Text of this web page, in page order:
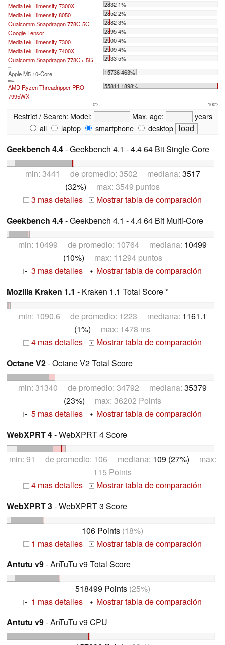
MediaTek Dimensity 7300X
2832 1%
MediaTek Dimensity 8050
2852 2%
Qualcomm Snapdragon 778G 5G
2882 3%
Google Tensor
2895 4%
MediaTek Dimensity 7300
2900 4%
MediaTek Dimensity 7400X
2909 4%
Qualcomm Snapdragon 778G+ 5G
2933 5%
Apple M5 10-Core 15736 463%
max:
AMD Ryzen Threadripper PRO
7995WX
55811 1898%
0% 100%
Restrict / Search: Model: Max. age:
years
all
laptop smartphone desktop
Geekbench 4.4- Geekbench 4.1 - 4.4 64 Bit Single-Core
min: 3441 de promedio: 3502 mediana: 3517
(32%) max: 3549 puntos
+ 3 mas detalles +
Mostrar tabla de comparación
Geekbench 4.4- Geekbench 4.1 - 4.4 64 Bit Multi-Core
min: 10499 de promedio: 10764 mediana: 10499
(10%) max: 11294 puntos
+ 3 mas detalles +
Mostrar tabla de comparación
Mozilla Kraken 1.1 - Kraken 1.1 Total Score *
min: 1090.6 de promedio: 1223 mediana: 1161.1
(1%) max: 1478 ms
+ 4 mas detalles +
Mostrar tabla de comparación
Octane V2- Octane V2 Total Score
min: 31340 de promedio: 34792 mediana: 35379
(23%) max: 36202 Points
+ 5 mas detalles +
Mostrar tabla de comparación
WebXPRT 4- WebXPRT 4 Score
min: 91 de promedio: 106 mediana: 109 (27%) max:
115 Points
+ 4 mas detalles +
Mostrar tabla de comparación
WebXPRT 3- WebXPRT 3 Score
106 Points (18%)
+ 1 mas detalles +
Mostrar tabla de comparación
Antutu v9- AnTuTu v9 Total Score
518499 Points(25%)
+ 1 mas detalles +
Mostrar tabla de comparación
Antutu v9- AnTuTu v9 CPU